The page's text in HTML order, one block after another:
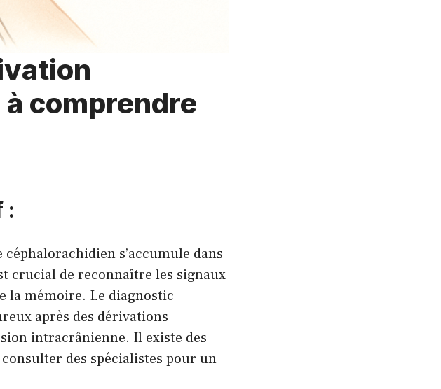
comprendre
:
s’accumule dans
crucial de reconnaître les signaux
la mémoire. Le diagnostic
après des dérivations
intracrânienne. Il existe des
des spécialistes pour un